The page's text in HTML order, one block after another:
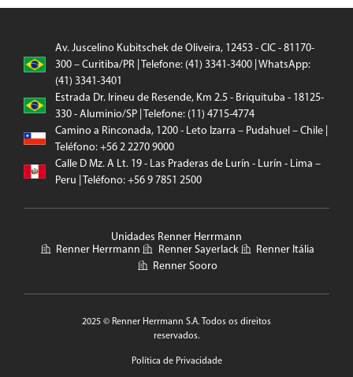
Av. Juscelino Kubitschek de Oliveira, 12453 - CIC - 81170-
300 – Curitiba/PR | Telefone: (41) 3341-3400 | WhatsApp:
(41) 3341-3401
Estrada Dr. Irineu de Resende, Km 2.5 - Briquituba - 18125-
330 - Aluminio/SP | Telefone: (11) 4715-4774
Camino a Rinconada, 1200 - Leto Izarra – Pudahuel – Chile |
Teléfono: +56 2 2270 9000
Calle D Mz. A Lt. 19 - Las Praderas de Lurín - Lurín - Lima –
Peru | Teléfono: +56 9 7851 2500
Unidades Renner Herrmann
Renner Herrmann
Renner Sayerlack
Renner Itália
Renner Sooro
2025 © Renner Herrmann S.A. Todos os direitos
reservados.
Política de Privacidade